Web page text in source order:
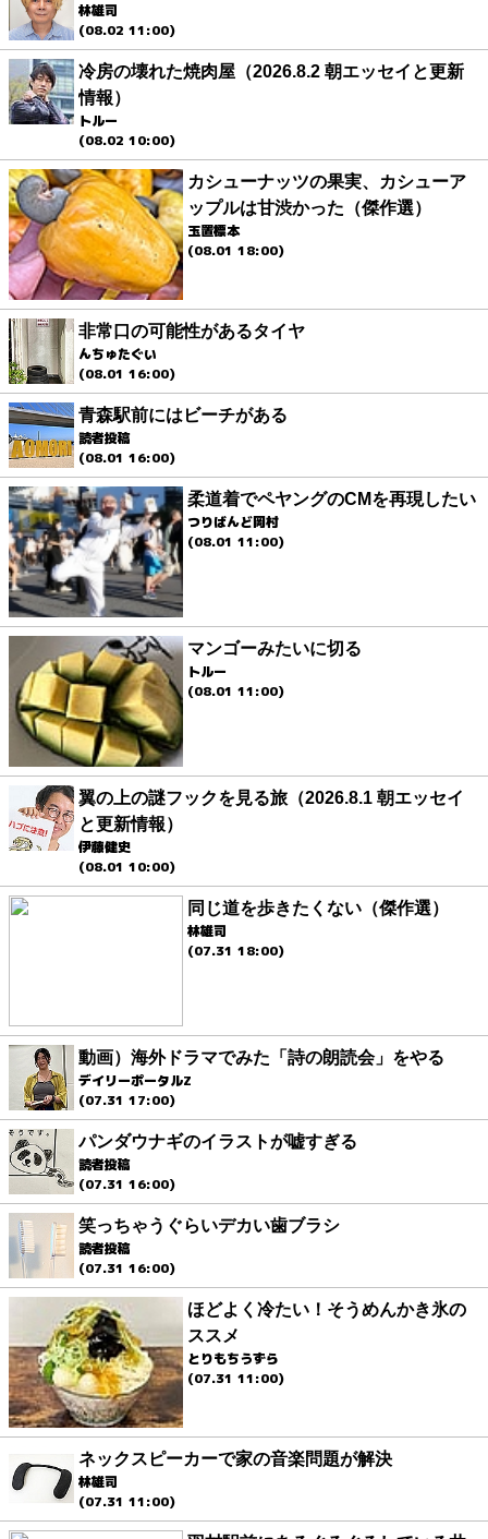
林雄司
(08.02 11:00)
冷房の壊れた焼肉屋（2026.8.2 朝エッセイと更新
情報）
トルー
(08.02 10:00)
カシューナッツの果実、カシューア
ップルは甘渋かった（傑作選）
玉置標本
(08.01 18:00)
非常口の可能性があるタイヤ
んちゅたぐい
(08.01 16:00)
青森駅前にはビーチがある
読者投稿
(08.01 16:00)
柔道着でペヤングのCMを再現したい
つりばんど岡村
(08.01 11:00)
マンゴーみたいに切る
トルー
(08.01 11:00)
翼の上の謎フックを見る旅（2026.8.1 朝エッセイ
と更新情報）
伊藤健史
(08.01 10:00)
同じ道を歩きたくない（傑作選）
林雄司
(07.31 18:00)
動画）海外ドラマでみた「詩の朗読会」をやる
デイリーポータルZ
(07.31 17:00)
パンダウナギのイラストが嘘すぎる
読者投稿
(07.31 16:00)
笑っちゃうぐらいデカい歯ブラシ
読者投稿
(07.31 16:00)
ほどよく冷たい！そうめんかき氷の
ススメ
とりもちうずら
(07.31 11:00)
ネックスピーカーで家の音楽問題が解決
林雄司
(07.31 11:00)